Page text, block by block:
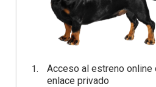
Acceso al estreno online
enlace privado